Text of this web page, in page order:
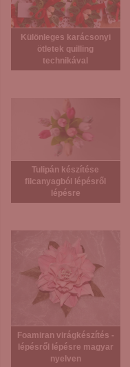
Különleges karácsonyi
ötletek quilling
technikával
Tulipán készítése
filcanyagból lépésről
lépésre
Foamiran virágkészítés -
lépésről lépésre magyar
nyelven